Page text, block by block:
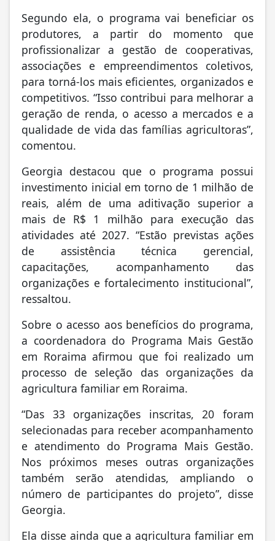
Segundo ela, o programa vai beneficiar os
produtores, a partir do momento que
profissionalizar a gestão de cooperativas,
associações e empreendimentos coletivos,
para torná-los mais eficientes, organizados e
competitivos. “Isso contribui para melhorar a
geração de renda, o acesso a mercados e a
qualidade de vida das famílias agricultoras”,
comentou.
Georgia destacou que o programa possui
investimento inicial em torno de 1 milhão de
reais, além de uma aditivação superior a
mais de R$ 1 milhão para execução das
atividades até 2027. “Estão previstas ações
de assistência técnica gerencial,
capacitações, acompanhamento das
organizações e fortalecimento institucional”,
ressaltou.
Sobre o acesso aos benefícios do programa,
a coordenadora do Programa Mais Gestão
em Roraima afirmou que foi realizado um
processo de seleção das organizações da
agricultura familiar em Roraima.
“Das 33 organizações inscritas, 20 foram
selecionadas para receber acompanhamento
e atendimento do Programa Mais Gestão.
Nos próximos meses outras organizações
também serão atendidas, ampliando o
número de participantes do projeto”, disse
Georgia.
Ela disse ainda que a agricultura familiar em